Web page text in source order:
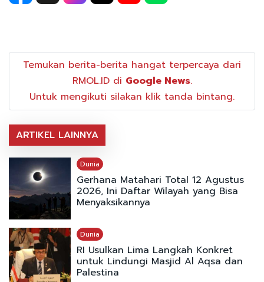
Temukan berita-berita hangat terpercaya dari
RMOL.ID di Google News.
Untuk mengikuti silakan klik tanda bintang.
ARTIKEL LAINNYA
Dunia
Gerhana Matahari Total 12 Agustus
2026, Ini Daftar Wilayah yang Bisa
Menyaksikannya
Dunia
RI Usulkan Lima Langkah Konkret
untuk Lindungi Masjid Al Aqsa dan
Palestina